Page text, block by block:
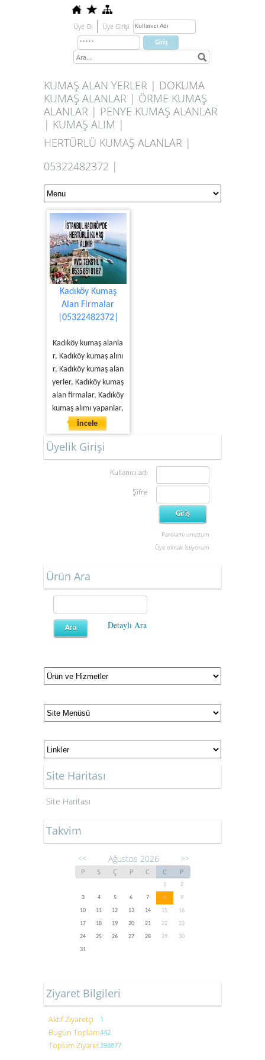
Üye Ol Üye Girişi
KUMAŞ ALAN YERLER | DOKUMA
KUMAŞ ALANLAR | ÖRME KUMAŞ
ALANLAR | PENYE KUMAŞ ALANLAR
| KUMAŞ ALIM |
HERTÜRLÜ KUMAŞ ALANLAR |
05322482372 |
Kadıköy Kumaş
Alan Firmalar
|05322482372|
Kadıköy kumaş alanla
r, Kadıköy kumaş alını
r, Kadıköy kumaş alan
yerler, Kadıköy kumaş
alan firmalar, Kadıköy
kumaş alımı yapanlar,
İncele
Üyelik Girişi
Kullanıcı adı
Şifre
Parolamı unuttum
Üye olmak istiyorum
Ürün Ara
Detaylı Ara
Site Haritası
Site Haritası
Takvim
<< Ağustos 2026 >>
P S Ç P C C P
1
2
3
4 5 6 7 8
9
10
11 12 13 14 15
16
17
18 19 20 21 22
23
24
25 26 27 28 29
30
31
Ziyaret Bilgileri
Aktif Ziyaretçi 1
Bugün Toplam442
Toplam Ziyaret398877